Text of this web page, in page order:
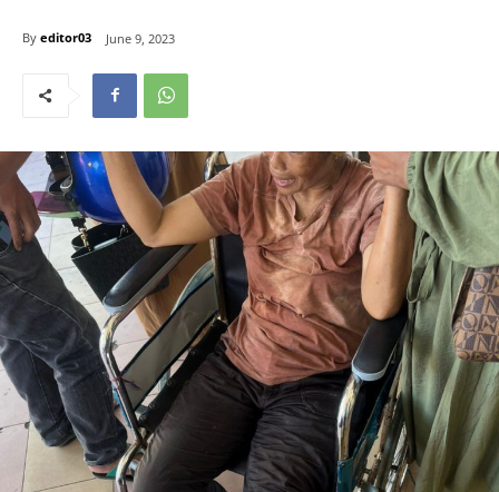
By editor03 June 9, 2023